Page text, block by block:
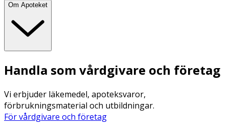
Om Apoteket
Handla som vårdgivare och företag
Vi erbjuder läkemedel, apoteksvaror,
förbrukningsmaterial och utbildningar.
För vårdgivare och företag